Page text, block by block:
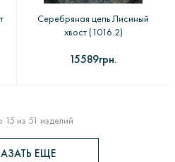
Серебряная цепь Лисиный
хвост (1016.2)
15589грн.
из 51 изделий
ЕЩЕ